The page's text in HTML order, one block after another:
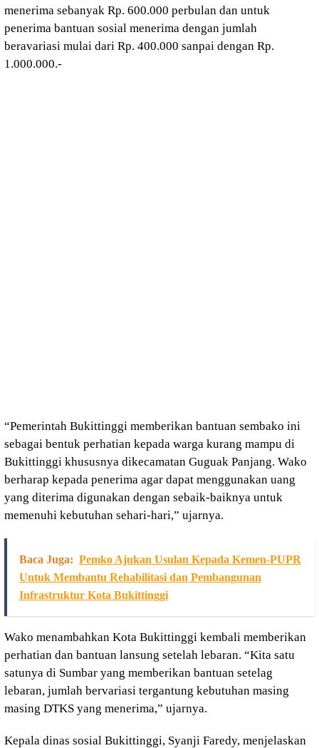
menerima sebanyak Rp. 600.000 perbulan dan untuk
penerima bantuan sosial menerima dengan jumlah
beravariasi mulai dari Rp. 400.000 sanpai dengan Rp.
1.000.000.-
“Pemerintah Bukittinggi memberikan bantuan sembako ini
sebagai bentuk perhatian kepada warga kurang mampu di
Bukittinggi khususnya dikecamatan Guguak Panjang. Wako
berharap kepada penerima agar dapat menggunakan uang
yang diterima digunakan dengan sebaik-baiknya untuk
memenuhi kebutuhan sehari-hari,” ujarnya.
Baca Juga: Pemko Ajukan Usulan Kepada Kemen-PUPR
Untuk Membantu Rehabilitasi dan Pembangunan
Infrastruktur Kota Bukittinggi
Wako menambahkan Kota Bukittinggi kembali memberikan
perhatian dan bantuan lansung setelah lebaran. “Kita satu
satunya di Sumbar yang memberikan bantuan setelag
lebaran, jumlah bervariasi tergantung kebutuhan masing
masing DTKS yang menerima,” ujarnya.
Kepala dinas sosial Bukittinggi, Syanji Faredy, menjelaskan